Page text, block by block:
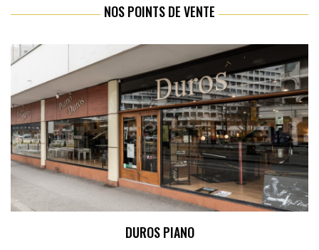
NOS POINTS DE VENTE
DUROS PIANO